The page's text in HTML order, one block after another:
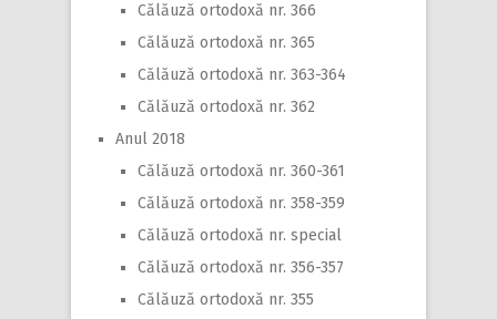
Călăuză ortodoxă nr. 366
Călăuză ortodoxă nr. 365
Călăuză ortodoxă nr. 363-364
Călăuză ortodoxă nr. 362
Anul 2018
Călăuză ortodoxă nr. 360-361
Călăuză ortodoxă nr. 358-359
Călăuză ortodoxă nr. special
Călăuză ortodoxă nr. 356-357
Călăuză ortodoxă nr. 355